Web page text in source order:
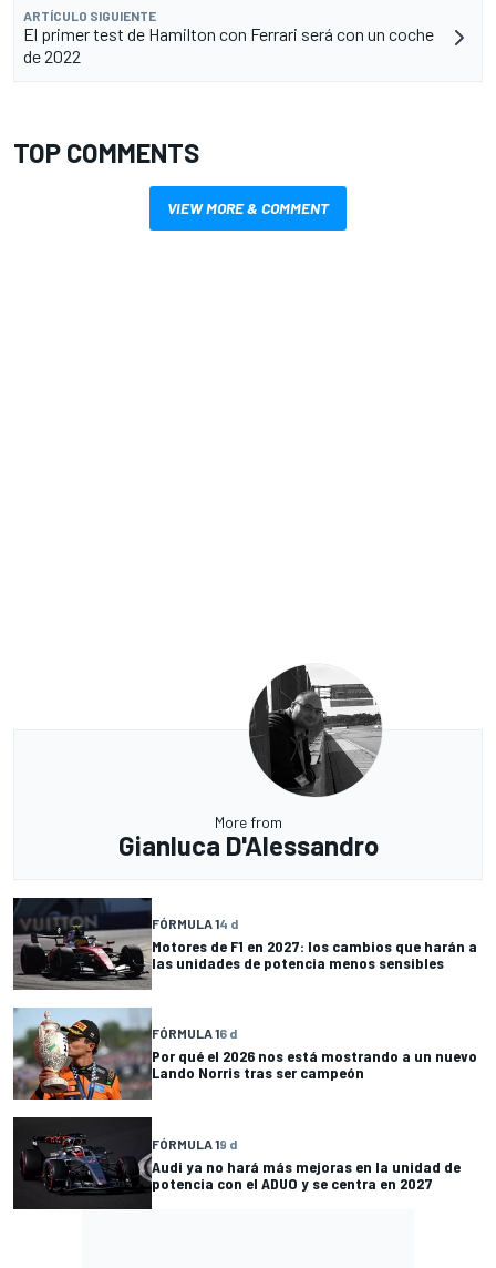
ARTÍCULO SIGUIENTE
El primer test de Hamilton con Ferrari será con un coche
de 2022
TOP COMMENTS
VIEW MORE & COMMENT
More from
Gianluca D'Alessandro
FÓRMULA 14 d
Motores de F1 en 2027: los cambios que harán a
las unidades de potencia menos sensibles
FÓRMULA 16 d
Por qué el 2026 nos está mostrando a un nuevo
Lando Norris tras ser campeón
FÓRMULA 19 d
Audi ya no hará más mejoras en la unidad de
potencia con el ADUO y se centra en 2027